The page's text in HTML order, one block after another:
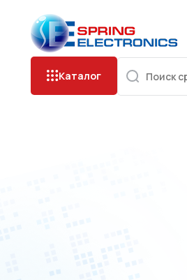
Каталог